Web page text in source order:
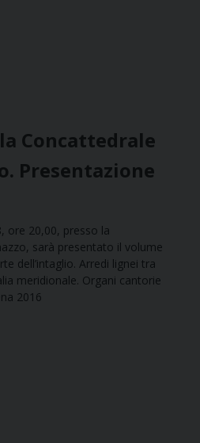
Concattedrale
Presentazione
ore 20,00, presso la
sarà presentato il volume
dell’intaglio. Arredi lignei tra
meridionale. Organi cantorie
2016